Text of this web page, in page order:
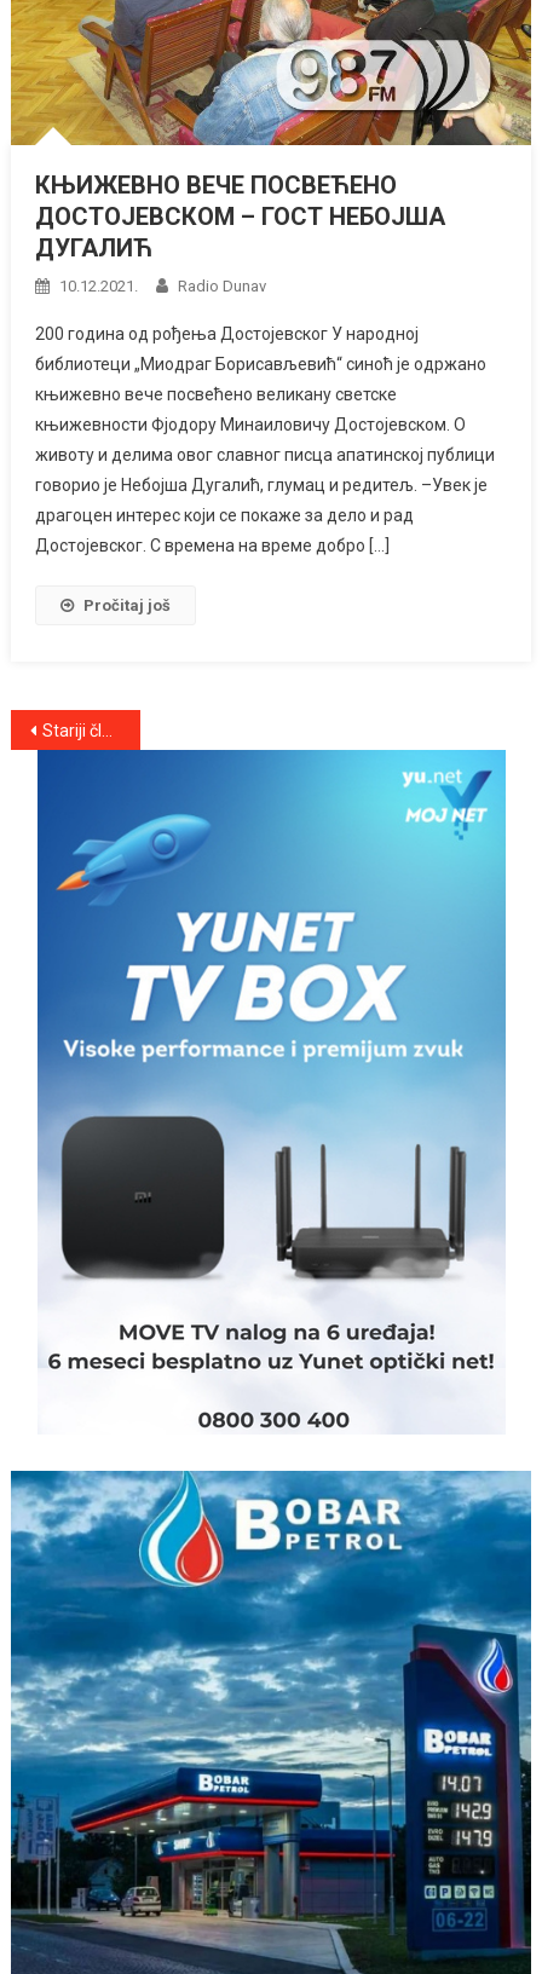
КЊИЖЕВНО ВЕЧЕ ПОСВЕЋЕНО
ДОСТОЈЕВСКОМ – ГОСТ НЕБОЈША
ДУГАЛИЋ
10.12.2021. Radio Dunav
200 година од рођења Достојевског У народној
библиотеци „Миодраг Борисављевић“ синоћ је одржано
књижевно вече посвећено великану светске
књижевности Фјодору Минаиловичу Достојевском. О
животу и делима овог славног писца апатинској публици
говорио је Небојша Дугалић, глумац и редитељ. –Увек је
драгоцен интерес који се покаже за дело и рад
Достојевског. С времена на време добро […]
Pročitaj još
Kretanje
Stariji članci